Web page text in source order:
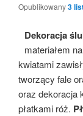
Opublikowany3
Dekoracja
materiałem
kwiatami
tworzący fale
oraz dekoracja
płatkami róż.